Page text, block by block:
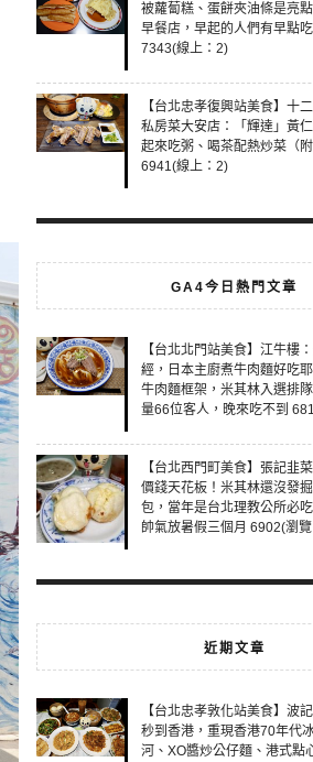
被蘿蔔糕、蛋餅夾油條是亮
早餐店，早起的人們有早點
7343(線上：2)
【台北忠孝復興站美食】十
私房菜大安店：「輝達」黃
起來吃粥、喝茶配熱炒菜（附
6941(線上：2)
GA4今日熱門文章
【台北北門站美食】江牛樓
經，日本主廚煮牛肉麵好吃
牛肉麵框架，米其林入選排
量66位客人，晚來吃不到
【台北西門町美食】張記韭
價錢天花板！米其林還沒發
包，當年是台北理教公所必
帥氣放暑假三個月 6902(瀏
近期文章
【台北忠孝敦化站美食】波
秒到香港，重現香港70年代
河、XO醬炒公仔麵、港式點